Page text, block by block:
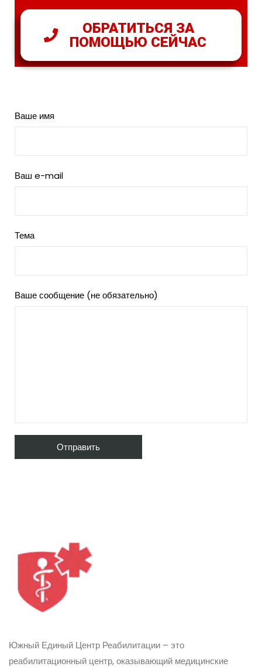
ОБРАТИТЬСЯ ЗА
ПОМОЩЬЮ СЕЙЧАС
Ваше имя
Ваш e-mail
Тема
Ваше сообщение (не обязательно)
Южный Единый Центр Реабилитации – это
реабилитационный центр, оказывающий медицинские